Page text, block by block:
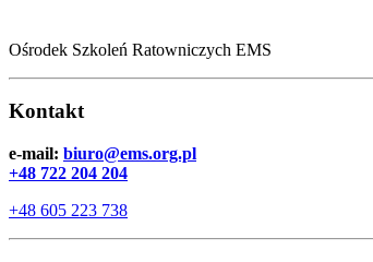
Ośrodek Szkoleń Ratowniczych EMS
Kontakt
e-mail: biuro@ems.org.pl
+48 722 204 204
+48 605 223 738